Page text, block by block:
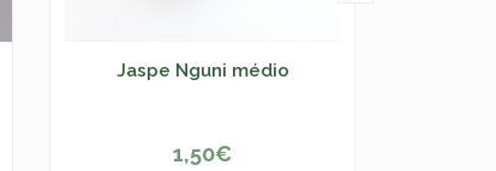
Jaspe Nguni médio
ESGOTADO
1,50€